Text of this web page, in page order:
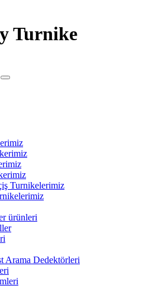
Turnike
Turnikelerimiz
ürünleri
Arama Dedektörleri